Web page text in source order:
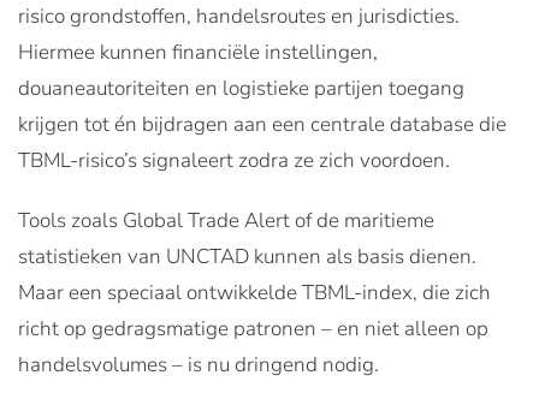
risico grondstoffen, handelsroutes en jurisdicties.
Hiermee kunnen financiële instellingen,
douaneautoriteiten en logistieke partijen toegang
krijgen tot én bijdragen aan een centrale database die
TBML-risico’s signaleert zodra ze zich voordoen.
Tools zoals Global Trade Alert of de maritieme
statistieken van UNCTAD kunnen als basis dienen.
Maar een speciaal ontwikkelde TBML-index, die zich
richt op gedragsmatige patronen – en niet alleen op
handelsvolumes – is nu dringend nodig.